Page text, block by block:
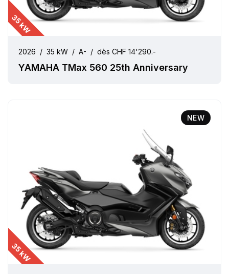
35 kW
2026 / 35 kW / A- / dès CHF 14'290.-
YAMAHA TMax 560 25th Anniversary
NEW
35 kW